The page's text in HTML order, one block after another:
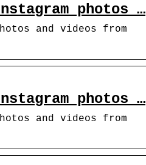
photos …
and videos from
photos …
and videos from